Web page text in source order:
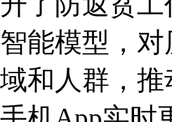
能模型，
和人群，